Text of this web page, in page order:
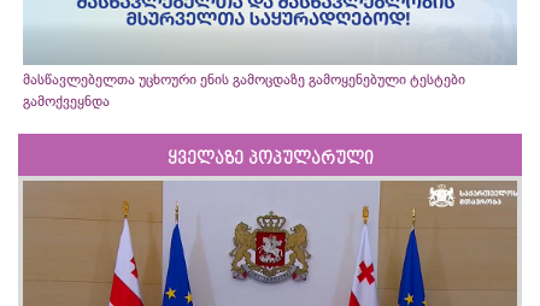
მასწავლებელთა უცხოური ენის გამოცდაზე გამოყენებული ტესტები
გამოქვეყნდა
ყველაზე პოპულარული